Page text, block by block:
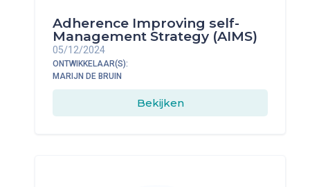
Adherence Improving self-
Management Strategy (AIMS)
05/12/2024
ONTWIKKELAAR(S):
MARIJN DE BRUIN
Bekijken